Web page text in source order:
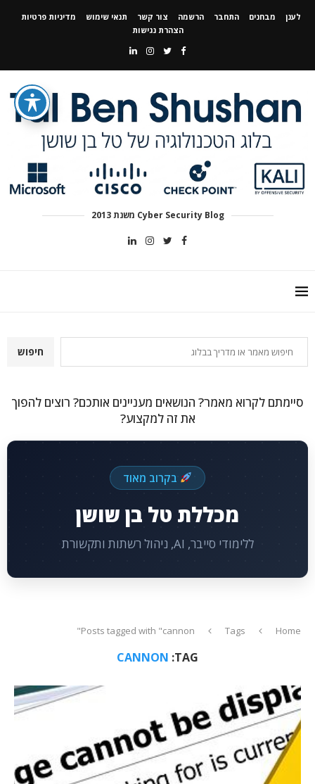
לענן מבחנים התחבר הרשמה צור קשר תנאי שימוש
מדיניות פרטיות
הצהרת נגישות
Cyber Security Blog משנת 2013
חיפוש
סיימתם לקרוא מאמר? הנושאים מעניינים אותכם? רוצים להפוך
את זה למקצוע?
בקרוב מאוד
מכללת טל בן שושן
ללימודי סייבר, AI, ניהול רשתות ותקשורת
Home
Tags
Posts tagged with "cannon"
TAG:
CANNON